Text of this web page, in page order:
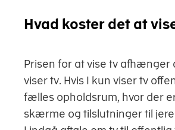
Hvad koster det at
Prisen for at vise tv afhænger
viser tv. Hvis I kun viser tv
fælles opholdsrum, hvor der
skærme og tilslutninger til